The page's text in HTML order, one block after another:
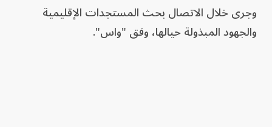
وجرى خلال الاتصال بحث المستجدات الإقليمية
والجهود المبذولة حيالها، وفق "واس".